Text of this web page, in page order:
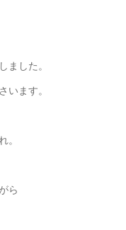
ました。
います。
。
ら